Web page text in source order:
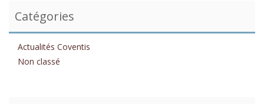
Catégories
Actualités Coventis
Non classé